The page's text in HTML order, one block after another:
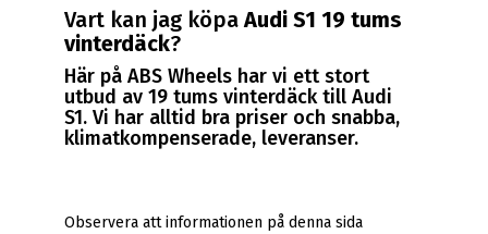
Vart kan jag köpaAudi S1 19 tums
vinterdäck?
Här på ABS Wheels har vi ett stort
utbud av 19 tums vinterdäck till Audi
S1. Vi har alltid bra priser och snabba,
klimatkompenserade, leveranser.
Observera att informationen på denna sida